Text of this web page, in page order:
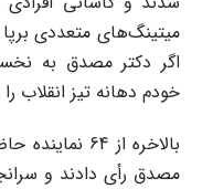
میتینگ‌های متعددی برپا
اگر دکتر مصدق به
خودم دهانه تیز انقلاب
مصدق رأی دادند و